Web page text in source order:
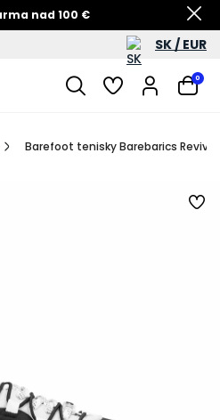
nad 100 €
až do 60 %
SK / EUR
0
Barefoot tenisky Barebarics Revive